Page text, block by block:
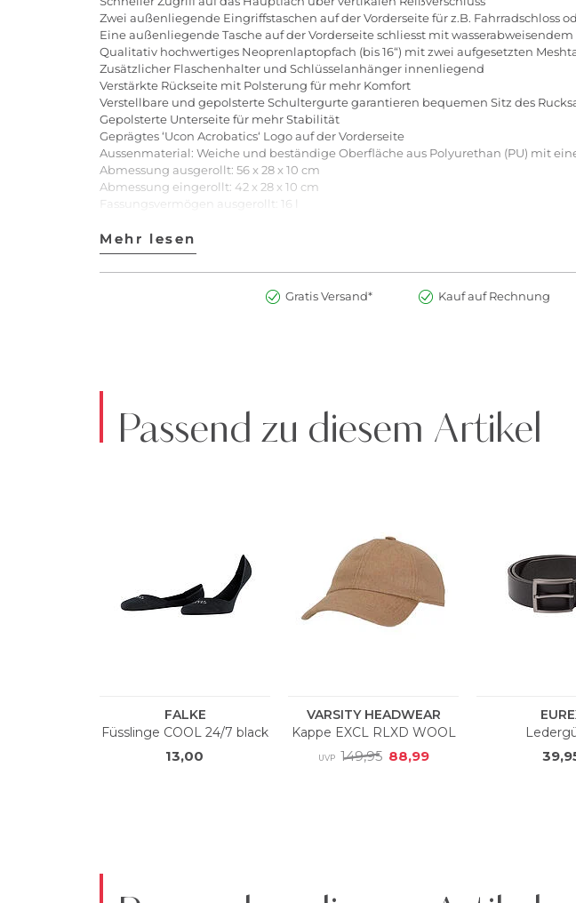
Zwei außenliegende Eingriffstaschen auf der Vorderseite für z.B. Fahrradschloss
Eine außenliegende Tasche auf der Vorderseite schliesst mit wasserabweisendem
Qualitativ hochwertiges Neoprenlaptopfach (bis 16“) mit zwei aufgesetzten
Zusätzlicher Flaschenhalter und Schlüsselanhänger innenliegend
Verstärkte Rückseite mit Polsterung für mehr Komfort
Verstellbare und gepolsterte Schultergurte garantieren bequemen Sitz des
Gepolsterte Unterseite für mehr Stabilität
Geprägtes ‘Ucon Acrobatics‘ Logo auf der Vorderseite
Aussenmaterial: Weiche und beständige Oberfläche aus Polyurethan (PU) mit
Abmessung ausgerollt: 56 x 28 x 10 cm
Abmessung eingerollt: 42 x 28 x 10 cm
Fassungsvermögen ausgerollt: 16 l
Gewicht: 800 g
Farbe: Forest
Art.Nr:2900270495217
Mehr lesen
Mehr lesen
Gratis Versand* Kauf auf Rechnung
Passend zu diesem Artikel